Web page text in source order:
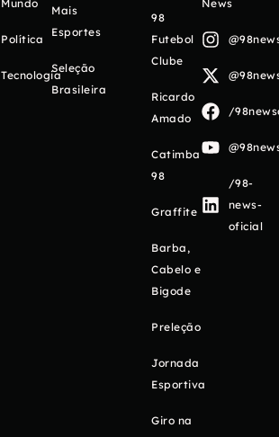
Mundo
Política
Tecnologia
Mais
Esportes
Seleção
Brasileira
98
Futebol
Clube
Ricardo
Amado
Catimba
98
Graffite
Barba,
Cabelo e
Bigode
Preleção
Jornada
Esportiva
Giro na
News
/
/98-
news-
oficial